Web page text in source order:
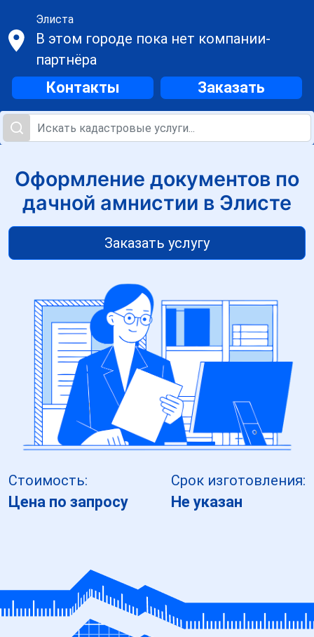
Элиста
В этом городе пока нет компании-
партнёра
Контакты Заказать
Оформление документов по
дачной амнистии в Элисте
Заказать услугу
Стоимость:
Цена по запросу
Срок изготовления:
Не указан